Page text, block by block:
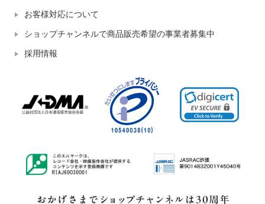
お客様対応について
ショップチャンネルで商品販売希望の事業者募集中
採用情報